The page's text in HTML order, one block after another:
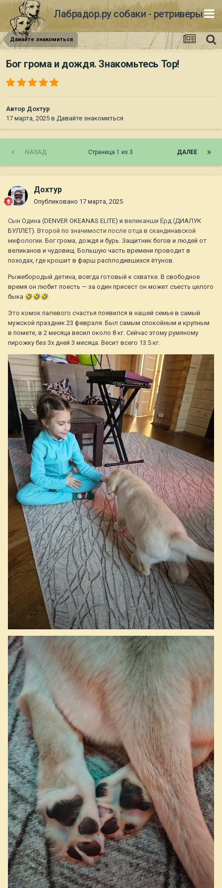
Лабрадор.ру собаки - ретриверы
Давайте знакомиться
Бог грома и дождя. Знакомьтесь Тор!
Автор Дохтур
17 марта, 2025 в Давайте знакомиться
НАЗАД ДАЛЕЕ
Страница 1 из 3
Дохтур
Опубликовано 17 марта, 2025
Сын Одина (DENVER OKEANAS ELITE) и великанши Ёрд (ДИАЛУК
БУЛЛЕТ). Второй по значимости после отца в скандинавской
мифологии. Бог грома, дождя и бурь. Защитник богов и людей от
великанов и чудовищ. Большую часть времени проводит в
походах, где крошит в фарш расплодившихся ётунов.
Рыжебородый детина, всегда готовый к схватке. В свободное
время он любит поесть — за один присест он может съесть целого
быка 🤣🤣🤣
Это комок палевого счастья появился в нашей семье в самый
мужской праздник 23 февраля. Был самым спокойным и крупным
в помете, в 2 месяца весил около 8 кг. Сейчас этому румяному
пирожку без 3х дней 3 месяца. Весит всего 13.5 кг.